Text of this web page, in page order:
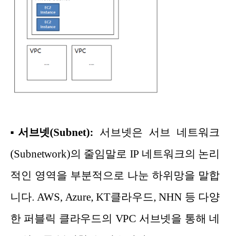
▪ 서브넷(Subnet): 서브넷은 서브 네트워크
(Subnetwork)의 줄임말로 IP 네트워크의 논리
적인 영역을 부분적으로 나눈 하위망을 말합
니다. AWS, Azure, KT클라우드, NHN 등 다양
한 퍼블릭 클라우드의 VPC 서브넷을 통해 네